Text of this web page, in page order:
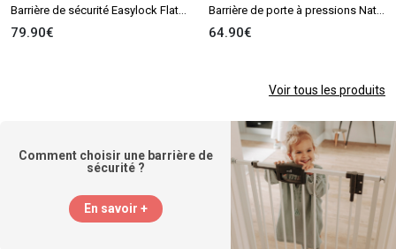
79.90€ 64.90€
Voir tous les produits
Comment choisir une barrière de
sécurité ?
En savoir +